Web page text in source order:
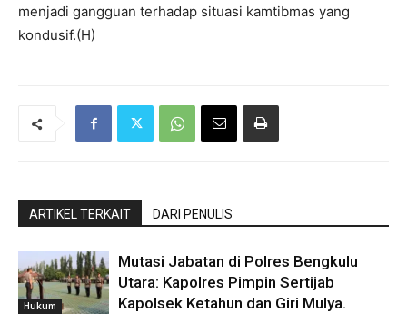
menjadi gangguan terhadap situasi kamtibmas yang
kondusif.(H)
ARTIKEL TERKAIT DARI PENULIS
Hukum
Mutasi Jabatan di Polres Bengkulu
Utara: Kapolres Pimpin Sertijab
Kapolsek Ketahun dan Giri Mulya.